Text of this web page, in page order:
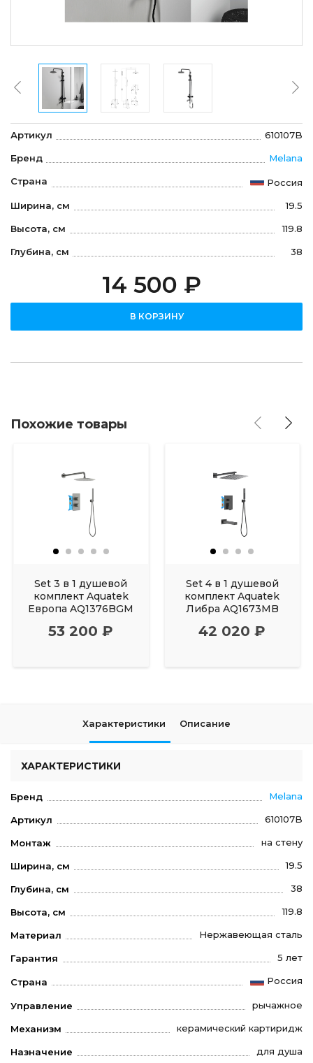
Артикул 610107B
Бренд Melana
Страна Россия
Ширина, см 19.5
Высота, см 119.8
Глубина, см 38
14 500 ₽
В КОРЗИНУ
Похожие товары
Set 3 в 1 душевой
комплект Aquatek
Европа AQ1376BGM
53 200 ₽
Set 4 в 1 душевой
комплект Aquatek
Либра AQ1673MB
42 020 ₽
Характеристики Описание
ХАРАКТЕРИСТИКИ
Бренд Melana
Артикул 610107B
Монтаж на стену
Ширина, см 19.5
Глубина, см 38
Высота, см 119.8
Материал Нержавеющая сталь
Гарантия 5 лет
Страна Россия
Управление рычажное
Механизм керамический картиридж
Назначение для душа